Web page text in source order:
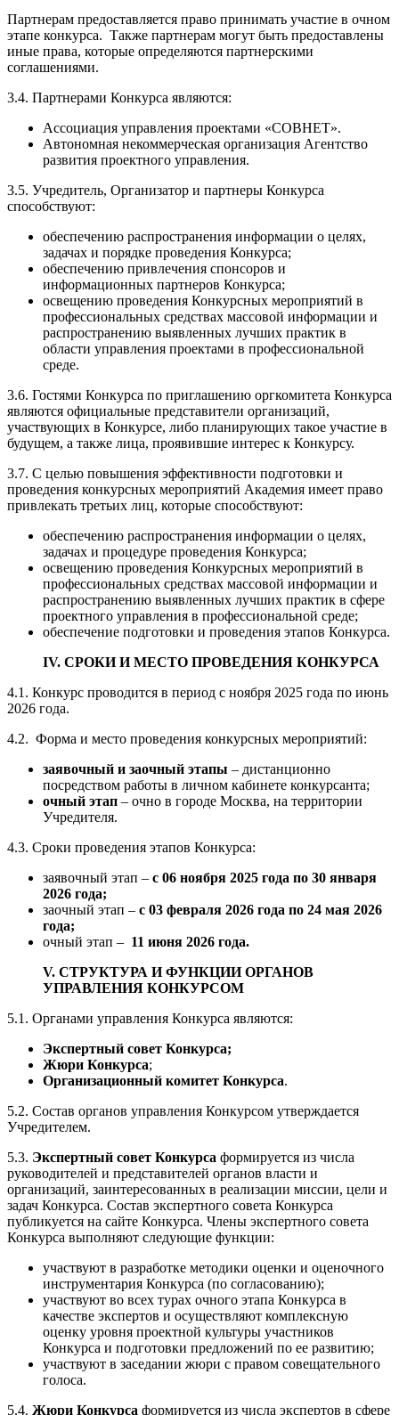
Партнерам предоставляется право принимать участие в очном
этапе конкурса. Также партнерам могут быть предоставлены
иные права, которые определяются партнерскими
соглашениями.
3.4. Партнерами Конкурса являются:
Ассоциация управления проектами «СОВНЕТ».
Автономная некоммерческая организация Агентство
развития проектного управления.
3.5. Учредитель, Организатор и партнеры Конкурса
способствуют:
обеспечению распространения информации о целях,
задачах и порядке проведения Конкурса;
обеспечению привлечения спонсоров и
информационных партнеров Конкурса;
освещению проведения Конкурсных мероприятий в
профессиональных средствах массовой информации и
распространению выявленных лучших практик в
области управления проектами в профессиональной
среде.
3.6. Гостями Конкурса по приглашению оргкомитета Конкурса
являются официальные представители организаций,
участвующих в Конкурсе, либо планирующих такое участие в
будущем, а также лица, проявившие интерес к Конкурсу.
3.7. С целью повышения эффективности подготовки и
проведения конкурсных мероприятий Академия имеет право
привлекать третьих лиц, которые способствуют:
обеспечению распространения информации о целях,
задачах и процедуре проведения Конкурса;
освещению проведения Конкурсных мероприятий в
профессиональных средствах массовой информации и
распространению выявленных лучших практик в сфере
проектного управления в профессиональной среде;
обеспечение подготовки и проведения этапов Конкурса.
IV. СРОКИ И МЕСТО ПРОВЕДЕНИЯ КОНКУРСА
4.1. Конкурс проводится в период с ноября 2025 года по июнь
2026 года.
4.2. Форма и место проведения конкурсных мероприятий:
заявочный и заочный этапы – дистанционно
посредством работы в личном кабинете конкурсанта;
очный этап – очно в городе Москва, на территории
Учредителя.
4.3. Сроки проведения этапов Конкурса:
заявочный этап – с 06 ноября 2025 года по 30 января
2026 года;
заочный этап – с 03 февраля 2026 года по 24 мая 2026
года;
очный этап – 11 июня 2026 года.
V. СТРУКТУРА И ФУНКЦИИ ОРГАНОВ
УПРАВЛЕНИЯ КОНКУРСОМ
5.1. Органами управления Конкурса являются:
Экспертный совет Конкурса;
Жюри Конкурса;
Организационный комитет Конкурса.
5.2. Состав органов управления Конкурсом утверждается
Учредителем.
5.3. Экспертный совет Конкурса формируется из числа
руководителей и представителей органов власти и
организаций, заинтересованных в реализации миссии, цели и
задач Конкурса. Состав экспертного совета Конкурса
публикуется на сайте Конкурса. Члены экспертного совета
Конкурса выполняют следующие функции:
участвуют в разработке методики оценки и оценочного
инструментария Конкурса (по согласованию);
участвуют во всех турах очного этапа Конкурса в
качестве экспертов и осуществляют комплексную
оценку уровня проектной культуры участников
Конкурса и подготовки предложений по ее развитию;
участвуют в заседании жюри с правом совещательного
голоса.
5.4. Жюри Конкурса формируется из числа экспертов в сфере